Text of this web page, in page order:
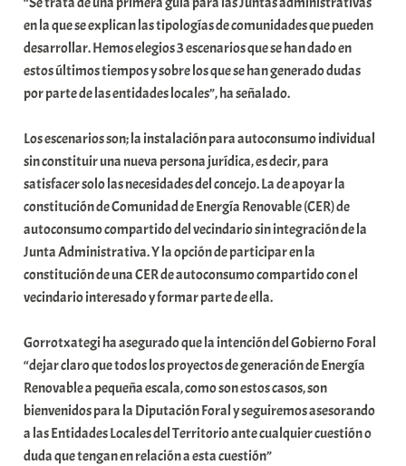
en la que se explican las tipologías de comunidades que pueden
desarrollar. Hemos elegios 3 escenarios que se han dado en
estos últimos tiempos y sobre los que se han generado dudas
por parte de las entidades locales”, ha señalado.
Los escenarios son; la instalación para autoconsumo individual
sin constituir una nueva persona jurídica, es decir, para
satisfacer solo las necesidades del concejo. La de apoyar la
constitución de Comunidad de Energía Renovable (CER) de
autoconsumo compartido del vecindario sin integración de la
Junta Administrativa. Y la opción de participar en la
constitución de una CER de autoconsumo compartido con el
vecindario interesado y formar parte de ella.
Gorrotxategi ha asegurado que la intención del Gobierno Foral
“dejar claro que todos los proyectos de generación de Energía
Renovable a pequeña escala, como son estos casos, son
bienvenidos para la Diputación Foral y seguiremos asesorando
a las Entidades Locales del Territorio ante cualquier cuestión o
duda que tengan en relación a esta cuestión”